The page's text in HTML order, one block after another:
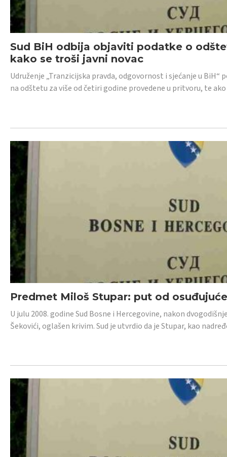
Sud BiH odbija objaviti podatke o
kako se troši javni novac
Udruženje „Tranzicijska pravda, odgovornost i sjećanje u
na odštetu za više od četiri godine provedene u pritvoru, te
Predmet Miloš Stupar: put od
U julu 2008. godine Sud Bosne i Hercegovine, nakon
Šekovići, oglašen krivim. Sud je utvrdio da je Stupar, kao